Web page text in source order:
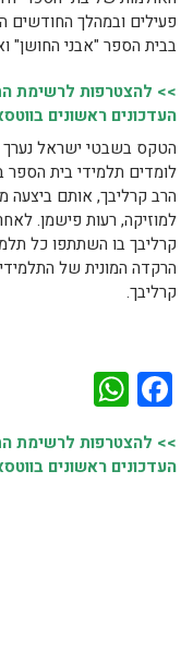
פעילים ובמהלך החודשים
בבית הספר "אבני החושן"
>> להצטרפות לרשימת
העדכונים ראשונים
הטקס בשבטי ישראל נערך
לומדים תלמידי בית הספר
הרב קרליבך, אותם ביצעה
למוזיקה, רעות פישמן.
קרליבך בו השתתפו כל
הרקדה המונית של
קרליבך.
Facebook
>> להצטרפות לרשימת
העדכונים ראשונים